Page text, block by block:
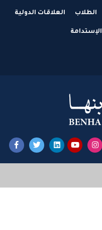
الطلاب العلاقات الدولية
الإستدامة